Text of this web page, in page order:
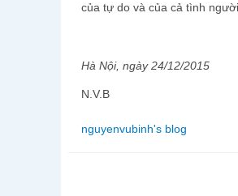
của tự do và của cả tình
Hà Nội, ngày 24/12/2015
N.V.B
nguyenvubinh's blog